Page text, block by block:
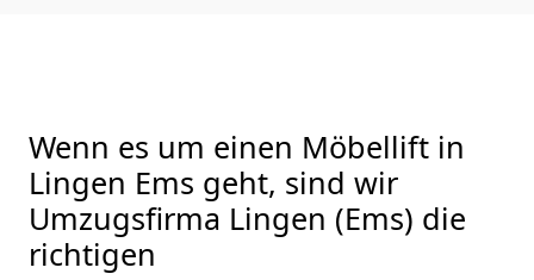
Wenn es um einen Möbellift in
Lingen Ems geht, sind wir
Umzugsfirma Lingen (Ems) die
richtigen